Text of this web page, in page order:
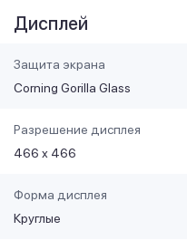
Дисплей
Защита экрана
Corning Gorilla Glass
Разрешение дисплея
466 х 466
Форма дисплея
Круглые